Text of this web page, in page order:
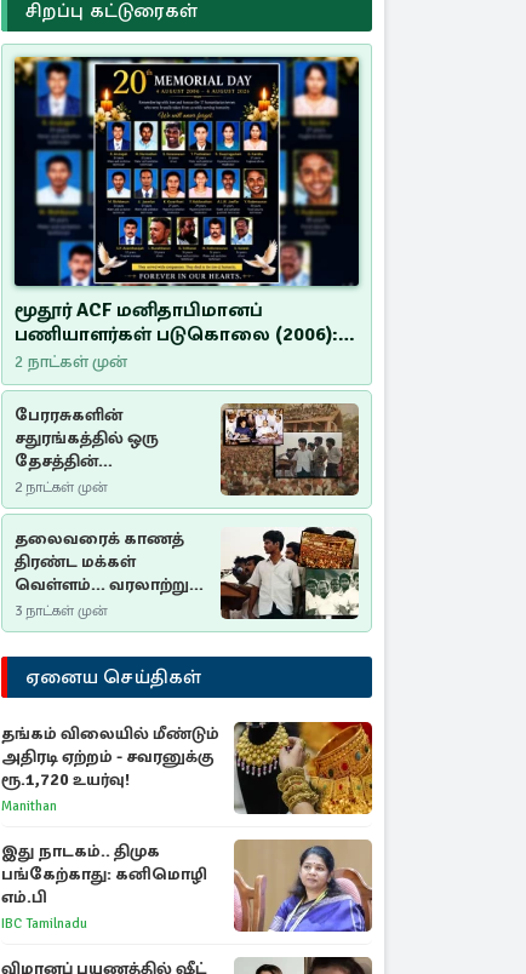
சிறப்பு கட்டுரைகள்
மூதூர் ACF மனிதாபிமானப்
பணியாளர்கள் படுகொலை (2006):
20 ஆண்டுகளாகியும் நீதி
மறுக்கப்பட்ட மனிதாபிமானப்
பேரவலம்
2 நாட்கள் முன்
பேரரசுகளின்
சதுரங்கத்தில் ஒரு
தேசத்தின்
தீர்க்கதரிசனம் :
சுதுமலை பிரகடனம்
ஒரு வரலாற்றுப் பாடம்
2 நாட்கள் முன்
தலைவரைக் காணத்
திரண்ட மக்கள்
வெள்ளம்... வரலாற்றுச்
சிறப்புமிக்க சுதுமலைப்
பிரகடனம்…
3 நாட்கள் முன்
ஏனைய செய்திகள்
தங்கம் விலையில் மீண்டும்
அதிரடி ஏற்றம் - சவரனுக்கு
ரூ.1,720 உயர்வு!
Manithan
இது நாடகம்.. திமுக
பங்கேற்காது: கனிமொழி
எம்.பி
IBC Tamilnadu
விமானப் பயணத்தில் ஷீட்